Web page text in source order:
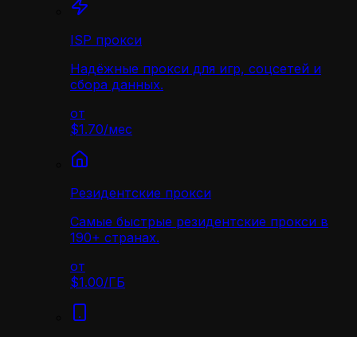
ISP прокси
Надёжные прокси для игр, соцсетей и
сбора данных.
от
$1.70/мес
Резидентские прокси
Самые быстрые резидентские прокси в
190+ странах.
от
$1.00/ГБ